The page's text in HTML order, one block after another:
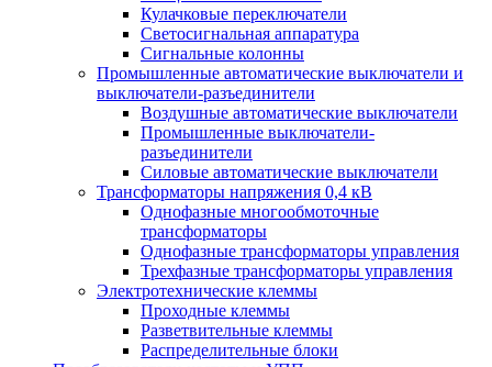
Кулачковые переключатели
Светосигнальная аппаратура
Сигнальные колонны
Промышленные автоматические выключатели и
выключатели-разъединители
Воздушные автоматические выключатели
Промышленные выключатели-
разъединители
Силовые автоматические выключатели
Трансформаторы напряжения 0,4 кВ
Однофазные многообмоточные
трансформаторы
Однофазные трансформаторы управления
Трехфазные трансформаторы управления
Электротехнические клеммы
Проходные клеммы
Разветвительные клеммы
Распределительные блоки